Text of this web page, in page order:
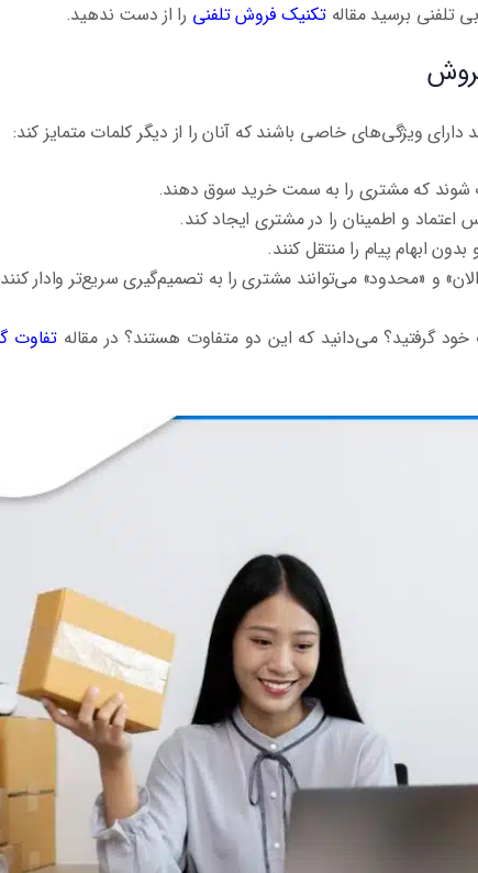
تلفنی برسید مقالهتکنیک فروش تلفنی را از دست ندهید.
دارای ویژگی‌های خاصی باشند که آنان را از دیگر کلمات متمایز کند:
شوند که مشتری را به سمت خرید سوق دهند.
اعتماد و اطمینان را در مشتری ایجاد کند.
ابهام پیام را منتقل کنند.
و «محدود» می‌توانند مشتری را به تصمیم‌گیری سریع‌تر وادار
گرفتید؟ می‌دانید که این دو متفاوت هستند؟ در مقالهتفاوت